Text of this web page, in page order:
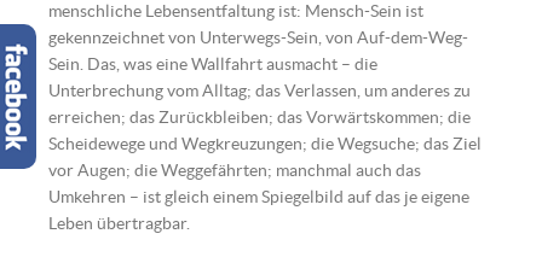
menschliche Lebensentfaltung ist: Mensch-Sein ist
gekennzeichnet von Unterwegs-Sein, von Auf-dem-Weg-
Sein. Das, was eine Wallfahrt ausmacht – die
Unterbrechung vom Alltag; das Verlassen, um anderes zu
erreichen; das Zurückbleiben; das Vorwärtskommen; die
Scheidewege und Wegkreuzungen; die Wegsuche; das Ziel
vor Augen; die Weggefährten; manchmal auch das
Umkehren – ist gleich einem Spiegelbild auf das je eigene
Leben übertragbar.